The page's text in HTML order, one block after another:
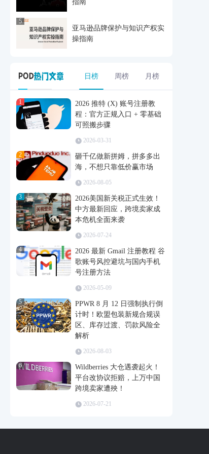
指南
5
亚马逊品牌保护与知识产权实
操指南
日榜 周榜 月榜
1
2026 推特 (X) 账号注册教
程：官方正规入口 + 零基础
可照搬步骤
2026-03-31
2
砸千亿做新拼姆，拼多多出
海，不想只靠低价赢市场
2026-08-05
3
2026美国新关税正式生效！
中方最新回应，跨境卖家成
本危机全面来袭
2026-07-24
4
2026 最新 Gmail 注册教程 谷
歌账号风控避坑与国内手机
号注册方法
2026-05-09
5
PPWR 8 月 12 日强制执行倒
计时！欧盟包装新规合规误
区、库存过渡、罚款风险全
解析
2026-08-03
6
Wildberries 大仓遇袭起火！
平台改协议拒赔，上万中国
跨境卖家遭殃！
2026-07-21